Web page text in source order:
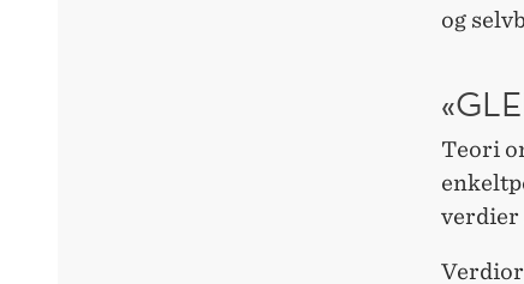
og
Teori
verdier